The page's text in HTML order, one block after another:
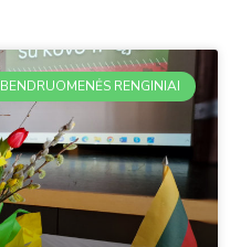
BENDRUOMENĖS RENGINIAI